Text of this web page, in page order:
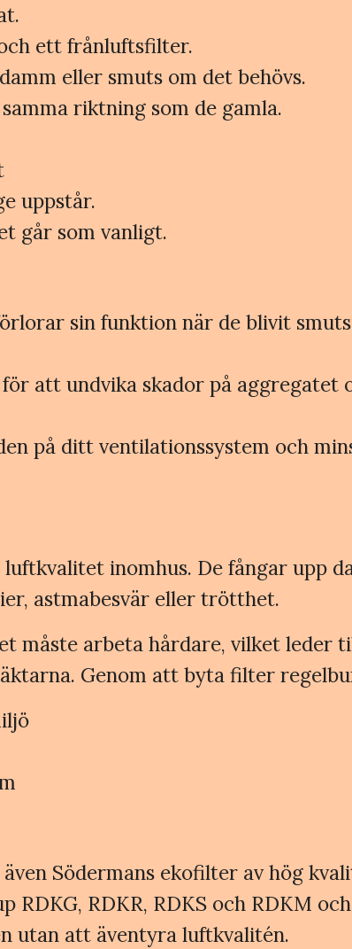
ett frånluftsfilter.
eller smuts om det behövs.
riktning som de gamla.
uppstår.
går som vanligt.
sin funktion när de blivit
att undvika skador på
på ditt ventilationssystem och
inomhus. De fångar upp
astmabesvär eller trötthet.
måste arbeta hårdare, vilket leder
Genom att byta filter
Södermans ekofilter av hög
RDKG, RDKR, RDKS och RDKM
utan att äventyra luftkvalitén.